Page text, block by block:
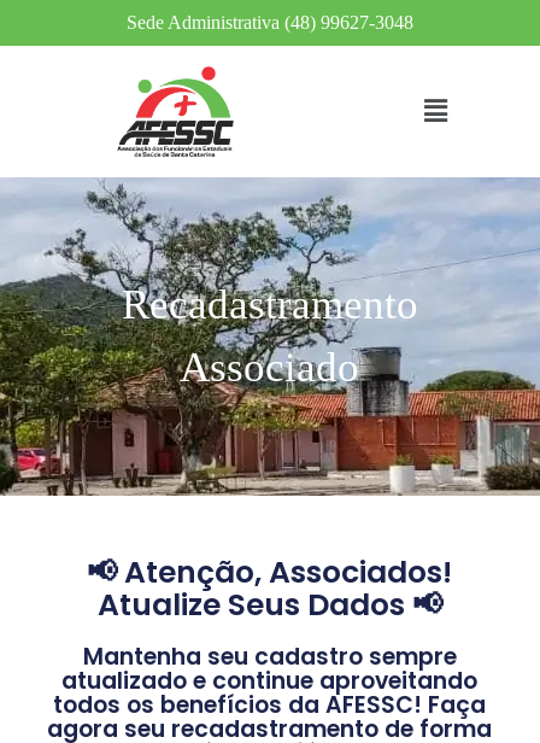
Sede Administrativa (48) 99627-3048
Recadastramento
Associado
📢 Atenção, Associados!
Atualize Seus Dados 📢
Mantenha seu cadastro sempre
atualizado e continue aproveitando
todos os benefícios da AFESSC! Faça
agora seu recadastramento de forma